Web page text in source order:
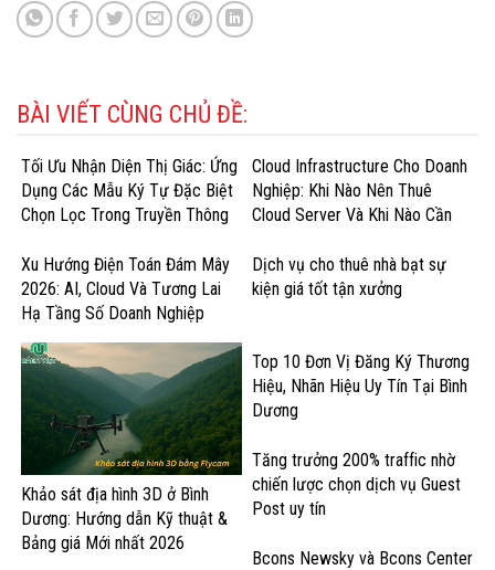
BÀI VIẾT CÙNG CHỦ ĐỀ:
Tối Ưu Nhận Diện Thị Giác: Ứng
Dụng Các Mẫu Ký Tự Đặc Biệt
Chọn Lọc Trong Truyền Thông
Cloud Infrastructure Cho Doanh
Nghiệp: Khi Nào Nên Thuê
Cloud Server Và Khi Nào Cần
Xu Hướng Điện Toán Đám Mây
2026: AI, Cloud Và Tương Lai
Hạ Tầng Số Doanh Nghiệp
Dịch vụ cho thuê nhà bạt sự
kiện giá tốt tận xưởng
Khảo sát địa hình 3D ở Bình
Dương: Hướng dẫn Kỹ thuật &
Bảng giá Mới nhất 2026
Top 10 Đơn Vị Đăng Ký Thương
Hiệu, Nhãn Hiệu Uy Tín Tại Bình
Dương
Tăng trưởng 200% traffic nhờ
chiến lược chọn dịch vụ Guest
Post uy tín
Bcons Newsky và Bcons Center